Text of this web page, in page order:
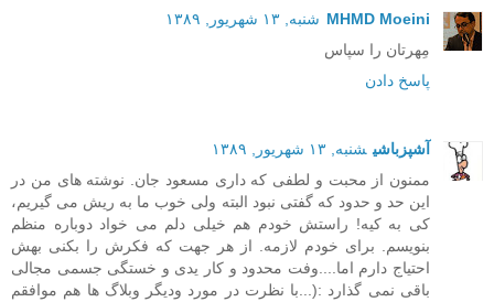
MHMD Moeini شنبه, ۱۳ شهریور, ۱۳۸۹
مِهرتان را سپاس
پاسخ دادن
آشپزباشی شنبه, ۱۳ شهریور, ۱۳۸۹
ممنون از محبت و لطفی که داری مسعود جان. نوشته های من در
این حد و حدود که گفتی نبود البته ولی خوب ما به ریش می گیریم،
کی به کیه! راستش خودم هم خیلی دلم می خواد دوباره منظم
بنویسم. برای خودم لازمه. از هر جهت که فکرش را بکنی بهش
احتیاج دارم اما....وفت محدود و کار یدی و خستگی جسمی مجالی
باقی نمی گذارد :(...با نظرت در مورد ودیگر وبلاگ ها هم موافقم